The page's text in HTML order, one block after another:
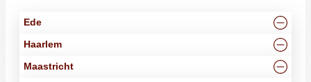
Ede
Haarlem
Maastricht